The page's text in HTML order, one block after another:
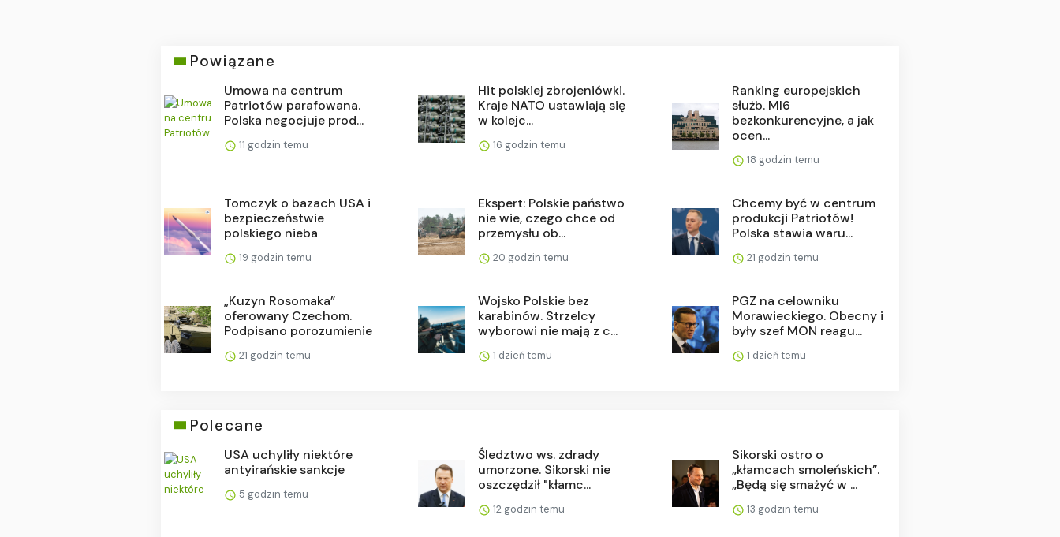
Powiązane
Umowa na centrum
Patriotów parafowana.
Polska negocjuje prod...
11 godzin temu
Hit polskiej zbrojeniówki.
Kraje NATO ustawiają się
w kolejc...
16 godzin temu
Ranking europejskich
służb. MI6
bezkonkurencyjne, a jak
ocen...
18 godzin temu
Tomczyk o bazach USA i
bezpieczeństwie
polskiego nieba
19 godzin temu
Ekspert: Polskie państwo
nie wie, czego chce od
przemysłu ob...
20 godzin temu
Chcemy być w centrum
produkcji Patriotów!
Polska stawia waru...
21 godzin temu
„Kuzyn Rosomaka”
oferowany Czechom.
Podpisano porozumienie
21 godzin temu
Wojsko Polskie bez
karabinów. Strzelcy
wyborowi nie mają z c...
1 dzień temu
PGZ na celowniku
Morawieckiego. Obecny i
były szef MON reagu...
1 dzień temu
Polecane
USA uchyliły niektóre
antyirańskie sankcje
5 godzin temu
Śledztwo ws. zdrady
umorzone. Sikorski nie
oszczędził "kłamc...
12 godzin temu
Sikorski ostro o
„kłamcach smoleńskich”.
„Będą się smażyć w ...
13 godzin temu